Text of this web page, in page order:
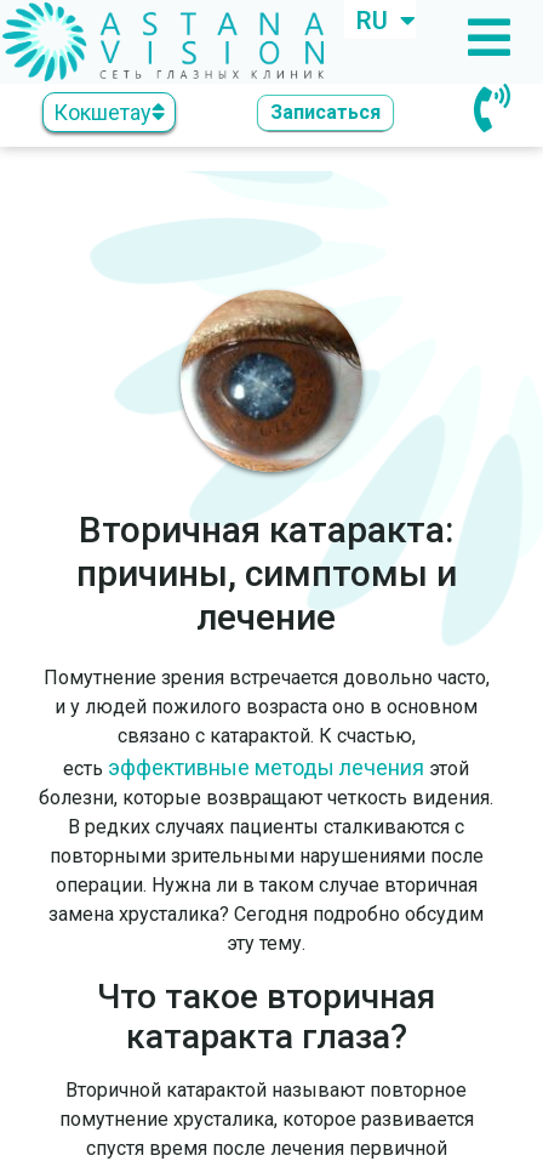
RU
KZ
Кокшетау Записаться
Вторичная катаракта:
причины, симптомы и
лечение
Помутнение зрения встречается довольно часто,
и у людей пожилого возраста оно в основном
связано с катарактой. К счастью,
есть эффективные методы лечения этой
болезни, которые возвращают четкость видения.
В редких случаях пациенты сталкиваются с
повторными зрительными нарушениями после
операции. Нужна ли в таком случае вторичная
замена хрусталика? Сегодня подробно обсудим
эту тему.
Что такое вторичная
катаракта глаза?
Вторичной катарактой называют повторное
помутнение хрусталика, которое развивается
спустя время после лечения первичной